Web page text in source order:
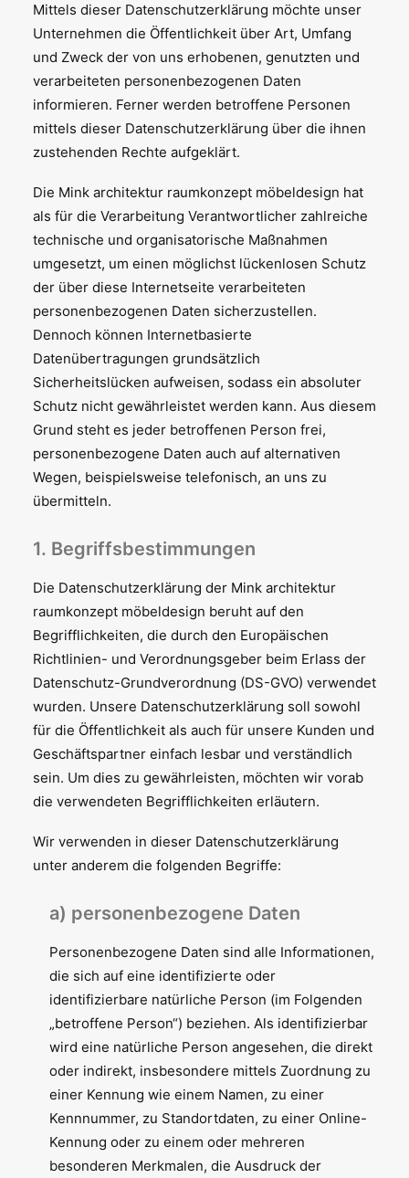
Mittels dieser Datenschutzerklärung möchte unser
Unternehmen die Öffentlichkeit über Art, Umfang
und Zweck der von uns erhobenen, genutzten und
verarbeiteten personenbezogenen Daten
informieren. Ferner werden betroffene Personen
mittels dieser Datenschutzerklärung über die ihnen
zustehenden Rechte aufgeklärt.
Die Mink architektur raumkonzept möbeldesign hat
als für die Verarbeitung Verantwortlicher zahlreiche
technische und organisatorische Maßnahmen
umgesetzt, um einen möglichst lückenlosen Schutz
der über diese Internetseite verarbeiteten
personenbezogenen Daten sicherzustellen.
Dennoch können Internetbasierte
Datenübertragungen grundsätzlich
Sicherheitslücken aufweisen, sodass ein absoluter
Schutz nicht gewährleistet werden kann. Aus diesem
Grund steht es jeder betroffenen Person frei,
personenbezogene Daten auch auf alternativen
Wegen, beispielsweise telefonisch, an uns zu
übermitteln.
1. Begriffsbestimmungen
Die Datenschutzerklärung der Mink architektur
raumkonzept möbeldesign beruht auf den
Begrifflichkeiten, die durch den Europäischen
Richtlinien- und Verordnungsgeber beim Erlass der
Datenschutz-Grundverordnung (DS-GVO) verwendet
wurden. Unsere Datenschutzerklärung soll sowohl
für die Öffentlichkeit als auch für unsere Kunden und
Geschäftspartner einfach lesbar und verständlich
sein. Um dies zu gewährleisten, möchten wir vorab
die verwendeten Begrifflichkeiten erläutern.
Wir verwenden in dieser Datenschutzerklärung
unter anderem die folgenden Begriffe:
a) personenbezogene Daten
Personenbezogene Daten sind alle Informationen,
die sich auf eine identifizierte oder
identifizierbare natürliche Person (im Folgenden
„betroffene Person“) beziehen. Als identifizierbar
wird eine natürliche Person angesehen, die direkt
oder indirekt, insbesondere mittels Zuordnung zu
einer Kennung wie einem Namen, zu einer
Kennnummer, zu Standortdaten, zu einer Online-
Kennung oder zu einem oder mehreren
besonderen Merkmalen, die Ausdruck der